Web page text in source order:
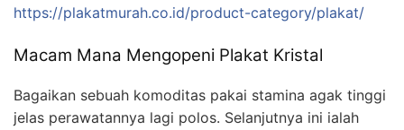
https://plakatmurah.co.id/product-category/plakat/
Macam Mana Mengopeni Plakat Kristal
Bagaikan sebuah komoditas pakai stamina agak tinggi
jelas perawatannya lagi polos. Selanjutnya ini ialah